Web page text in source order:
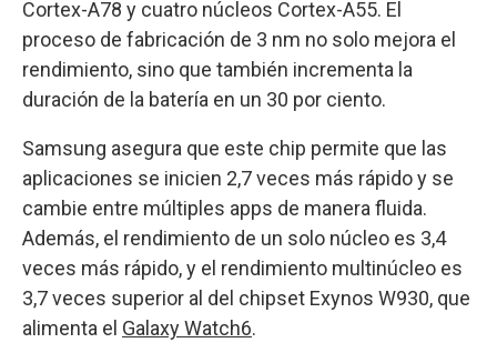
Cortex-A78 y cuatro núcleos Cortex-A55. El
proceso de fabricación de 3 nm no solo mejora el
rendimiento, sino que también incrementa la
duración de la batería en un 30 por ciento.
Samsung asegura que este chip permite que las
aplicaciones se inicien 2,7 veces más rápido y se
cambie entre múltiples apps de manera fluida.
Además, el rendimiento de un solo núcleo es 3,4
veces más rápido, y el rendimiento multinúcleo es
3,7 veces superior al del chipset Exynos W930, que
alimenta el Galaxy Watch6.